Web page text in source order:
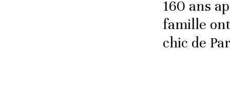
160 ans
famille
chic de